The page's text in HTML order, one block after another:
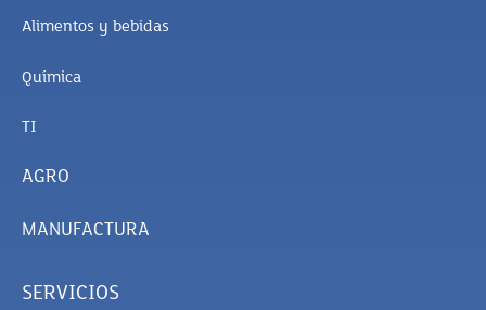
Alimentos y bebidas
Química
TI
AGRO
MANUFACTURA
SERVICIOS